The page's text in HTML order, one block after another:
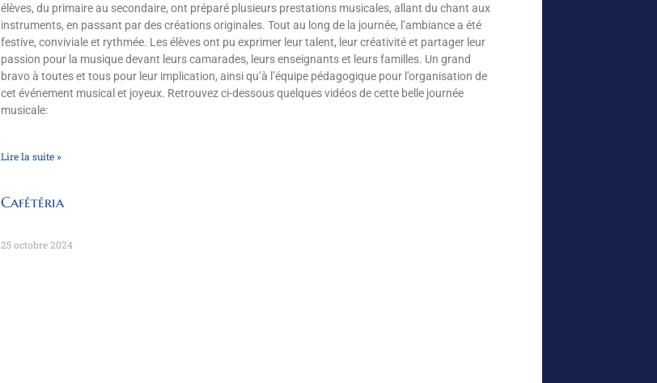
élèves, du primaire au secondaire, ont préparé plusieurs prestations musicales, allant du chant aux
instruments, en passant par des créations originales. Tout au long de la journée, l’ambiance a été
festive, conviviale et rythmée. Les élèves ont pu exprimer leur talent, leur créativité et partager leur
passion pour la musique devant leurs camarades, leurs enseignants et leurs familles. Un grand
bravo à toutes et tous pour leur implication, ainsi qu’à l’équipe pédagogique pour l’organisation de
cet événement musical et joyeux. Retrouvez ci-dessous quelques vidéos de cette belle journée
musicale:
Lire la suite »
Cafétéria
25 octobre 2024